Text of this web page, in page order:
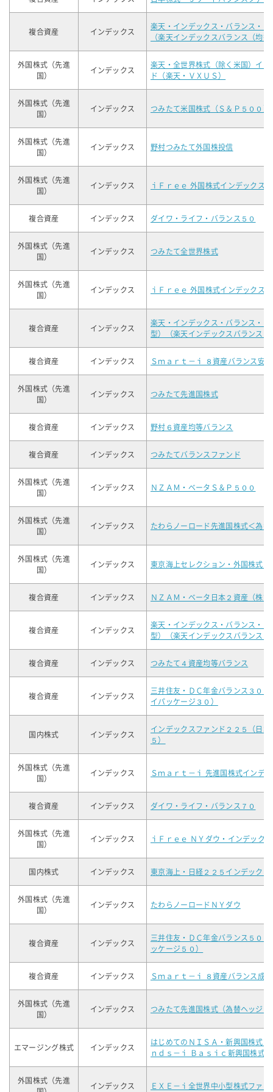
複合資産 インデックス
楽天・インデックス・バランス・フ
（楽天インデックスバランス（均等
外国株式（先進
国）
インデックス
楽天・全世界株式（除く米国）イン
ド（楽天・ＶＸＵＳ）
外国株式（先進
国）
インデックス つみたて米国株式（Ｓ＆Ｐ５００）
外国株式（先進
国）
インデックス 野村つみたて外国株投信
外国株式（先進
国）
インデックス ｉＦｒｅｅ 外国株式インデックス
複合資産 インデックス ダイワ・ライフ・バランス５０
外国株式（先進
国）
インデックス つみたて全世界株式
外国株式（先進
国）
インデックス ｉＦｒｅｅ 外国株式インデックス
複合資産 インデックス
楽天・インデックス・バランス・フ
型）（楽天インデックスバランス（
複合資産 インデックス Ｓｍａｒｔ－ｉ ８資産バランス安
外国株式（先進
国）
インデックス つみたて先進国株式
複合資産 インデックス 野村６資産均等バランス
複合資産 インデックス つみたてバランスファンド
外国株式（先進
国）
インデックス ＮＺＡＭ・ベータＳ＆Ｐ５００
外国株式（先進
国）
インデックス たわらノーロード先進国株式＜為替
外国株式（先進
国）
インデックス 東京海上セレクション・外国株式イ
複合資産 インデックス ＮＺＡＭ・ベータ日本２資産（株式
複合資産 インデックス
楽天・インデックス・バランス・フ
型）（楽天インデックスバランス（
複合資産 インデックス つみたて４資産均等バランス
複合資産 インデックス
三井住友・ＤＣ年金バランス３０
イパッケージ３０）
国内株式 インデックス
インデックスファンド２２５（日
５）
外国株式（先進
国）
インデックス Ｓｍａｒｔ－ｉ 先進国株式インデ
複合資産 インデックス ダイワ・ライフ・バランス７０
外国株式（先進
国）
インデックス ｉＦｒｅｅ ＮＹダウ・インデックス
国内株式 インデックス 東京海上・日経２２５インデックス
外国株式（先進
国）
インデックス たわらノーロードＮＹダウ
複合資産 インデックス
三井住友・ＤＣ年金バランス５０
ッケージ５０）
複合資産 インデックス Ｓｍａｒｔ－ｉ ８資産バランス成
外国株式（先進
国）
インデックス つみたて先進国株式（為替ヘッジあ
エマージング株式 インデックス
はじめてのＮＩＳＡ・新興国株式
ｎｄｓ－ｉ Ｂａｓｉｃ新興国株式）
外国株式（先進
インデックス ＥＸＥ－ｉ全世界中小型株式ファン